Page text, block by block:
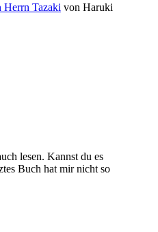
Herrn Tazaki von Haruki
lesen. Kannst du es
Buch hat mir nicht so